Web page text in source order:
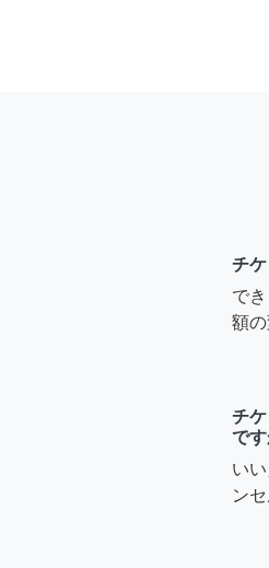
チ
で
額の
チ
です
い
ン